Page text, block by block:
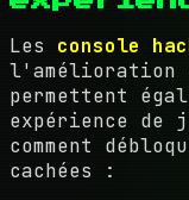
Les console
l'amélioration
permettent
expérience de
comment
cachées :